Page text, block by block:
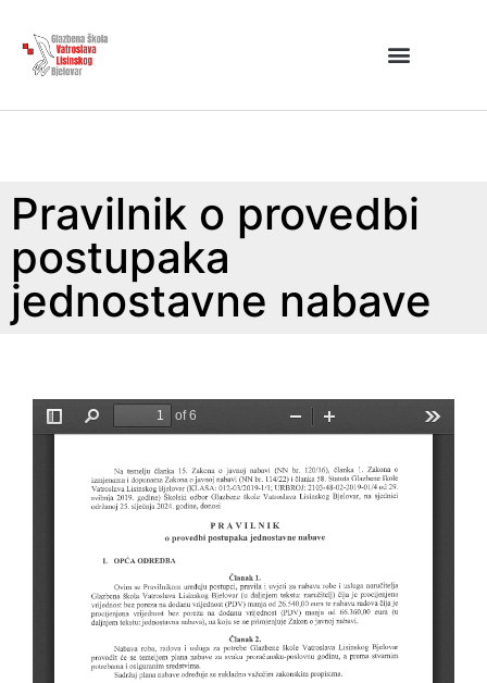
Pravilnik o provedbi
postupaka
jednostavne nabave